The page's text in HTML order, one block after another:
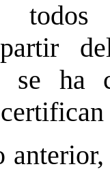
todos
partir
se ha